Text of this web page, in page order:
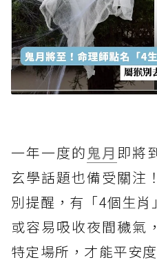
一年一度的鬼月 即將
玄學話題也備受關注
別提醒，有「4個生
或容易吸收夜間穢氣
特定場所，才能平安